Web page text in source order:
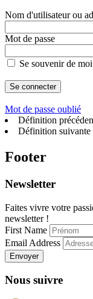
Nom d'utilisateur ou
Mot de passe
Se souvenir de moi
Mot de passe oublié
Définition
Définition suivante
Footer
Newsletter
Faites vivre votre
newsletter !
First Name
Email Address
Envoyer
Nous suivre